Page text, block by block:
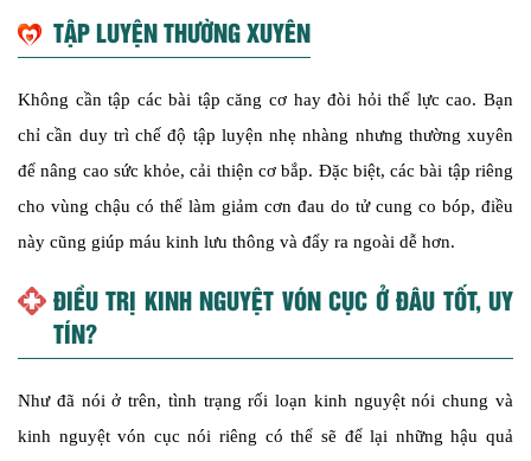
TẬP LUYỆN THƯỜNG XUYÊN
Không cần tập các bài tập căng cơ hay đòi hỏi thể lực cao. Bạn
chỉ cần duy trì chế độ tập luyện nhẹ nhàng nhưng thường xuyên
để nâng cao sức khỏe, cải thiện cơ bắp. Đặc biệt, các bài tập riêng
cho vùng chậu có thể làm giảm cơn đau do tử cung co bóp, điều
này cũng giúp máu kinh lưu thông và đẩy ra ngoài dễ hơn.
ĐIỀU TRỊ KINH NGUYỆT VÓN CỤC Ở ĐÂU TỐT, UY
TÍN?
Như đã nói ở trên, tình trạng rối loạn kinh nguyệt nói chung và
kinh nguyệt vón cục nói riêng có thể sẽ để lại những hậu quả